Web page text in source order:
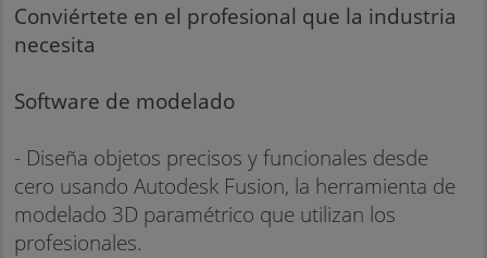
Conviértete en el profesional que la industria
necesita
Software de modelado
- Diseña objetos precisos y funcionales desde
cero usando Autodesk Fusion, la herramienta de
modelado 3D paramétrico que utilizan los
profesionales.